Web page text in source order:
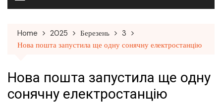
Home 2025 Березень
3
Нова пошта запустила ще одну сонячну електростанцію
Нова пошта запустила ще одну
сонячну електростанцію